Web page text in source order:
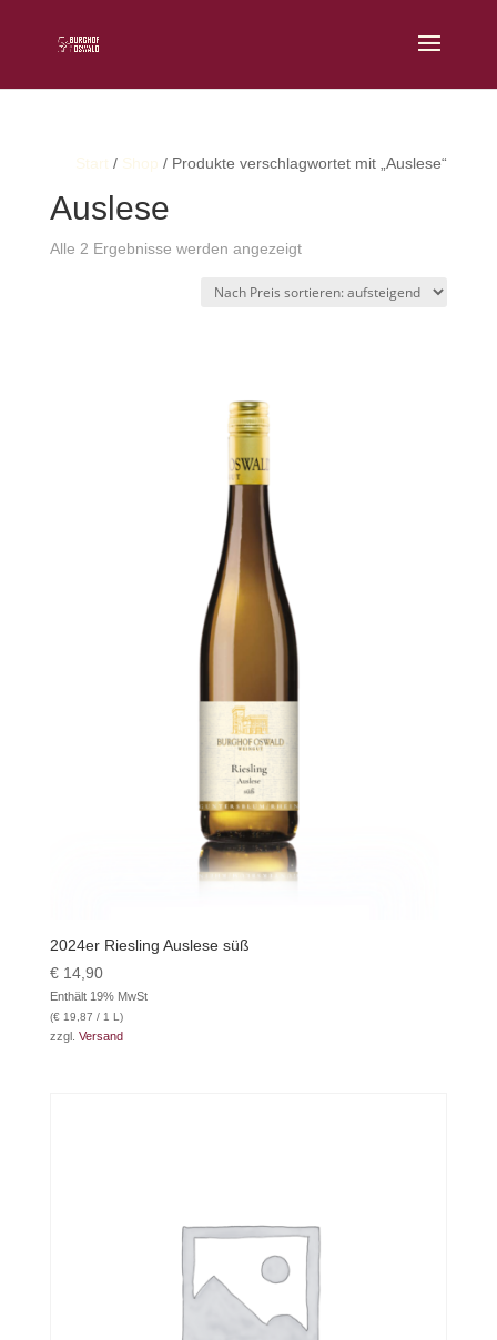
Start / Shop / Produkte verschlagwortet mit „Auslese“
Auslese
Alle 2 Ergebnisse werden angezeigtNach
sortiert:
2024er Riesling Auslese süß
€14,90
Enthält 19% MwSt
(€19,87 / 1 L)
zzgl. Versand